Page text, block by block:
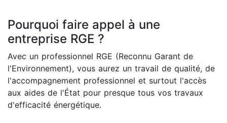
Pourquoi faire appel à une
entreprise RGE ?
Avec un professionnel RGE (Reconnu Garant de
l'Environnement), vous aurez un travail de qualité, de
l'accompagnement professionnel et surtout l'accès
aux aides de l'État pour presque tous vos travaux
d'efficacité énergétique.